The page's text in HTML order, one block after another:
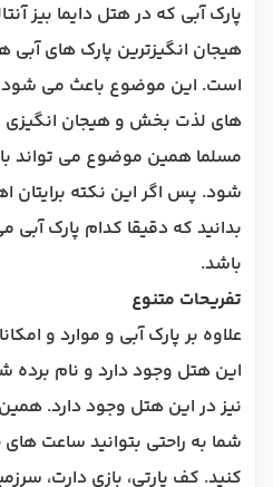
پارک آبی که در هتل دایما بیز
هیجان انگیزترین پارک های آبی
است. این موضوع باعث می شود
های لذت بخش و هیجان انگیزی
مسلما همین موضوع می تواند
شود. پس اگر این نکته برایتان
بدانید که دقیقا کدام پارک آبی
باشد.
تفریحات متنوع
علاوه بر پارک آبی و موارد و
این هتل وجود دارد و نام
نیز در این هتل وجود دارد.
شما به راحتی بتوانید ساعت
کنید. کف پارتی، بازی دارت،